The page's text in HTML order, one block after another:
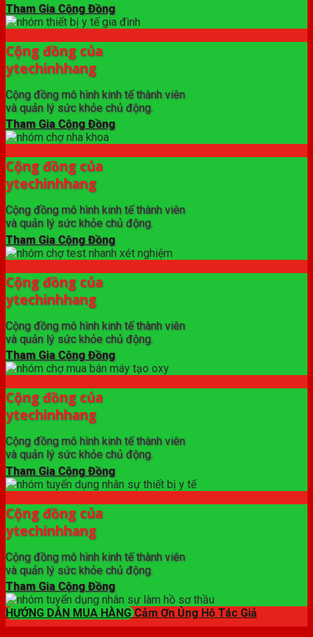
Tham Gia Cộng Đồng
Cộng đồng của
ytechinhhang
Cộng đồng mô hình kinh tế thành viên
và quản lý sức khỏe chủ động.
Tham Gia Cộng Đồng
Cộng đồng của
ytechinhhang
Cộng đồng mô hình kinh tế thành viên
và quản lý sức khỏe chủ động.
Tham Gia Cộng Đồng
Cộng đồng của
ytechinhhang
Cộng đồng mô hình kinh tế thành viên
và quản lý sức khỏe chủ động.
Tham Gia Cộng Đồng
Cộng đồng của
ytechinhhang
Cộng đồng mô hình kinh tế thành viên
và quản lý sức khỏe chủ động.
Tham Gia Cộng Đồng
Cộng đồng của
ytechinhhang
Cộng đồng mô hình kinh tế thành viên
và quản lý sức khỏe chủ động.
Tham Gia Cộng Đồng
HƯỚNG DẪN MUA HÀNG Cảm Ơn Ủng Hộ Tác Giả